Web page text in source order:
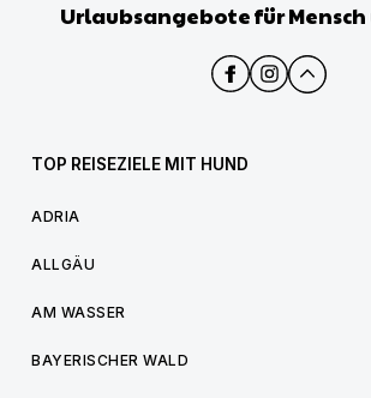
Urlaubsangebote für Mensch
TOP REISEZIELE MIT HUND
ADRIA
ALLGÄU
AM WASSER
BAYERISCHER WALD